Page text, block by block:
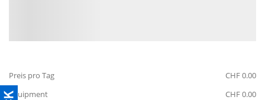
Preis pro Tag
CHF 0.00
Equipment
CHF 0.00